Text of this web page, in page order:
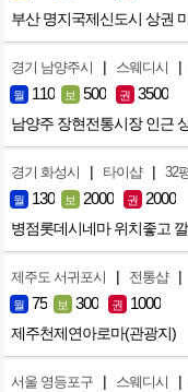
부산 명지국제신도시 상권
경기 남양주시 | 스웨디시 |
월 110 보 500 권 3500
남양주 장현전통시장 인근
경기 화성시 | 타이샵 | 32
월 130 보 2000 권 2000
병점롯데시네마 위치좋고
제주도 서귀포시 | 전통샵 |
월 75 보 300 권 1000
제주천제연아로마(관광지)
서울 영등포구 | 스웨디시 |